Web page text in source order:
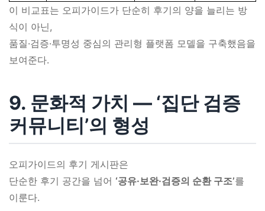
이 비교표는 오피가이드가 단순히 후기의 양을 늘리는 방
식이 아닌,
품질·검증·투명성 중심의 관리형 플랫폼 모델을 구축했음을
보여준다.
9. 문화적 가치 ― ‘집단 검증
커뮤니티’의 형성
오피가이드의 후기 게시판은
단순한 후기 공간을 넘어 ‘공유·보완·검증의 순환 구조’를
이룬다.